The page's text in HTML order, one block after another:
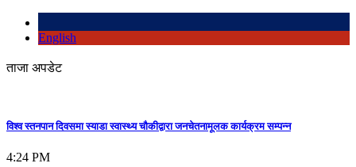
English
ताजा अपडेट
विश्व स्तनपान दिवसमा स्याडा स्वास्थ्य चौकीद्वारा जनचेतनामूलक कार्यक्रम सम्पन्न
4:24 PM